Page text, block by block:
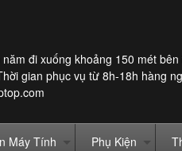
đi xuống khoảng 150 mét bên
gian phục vụ từ 8h-18h hàng
Máy Tính Phụ Kiện